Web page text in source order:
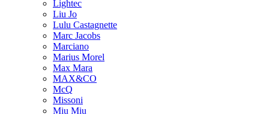
Lightec
Liu Jo
Lulu Castagnette
Marc Jacobs
Marciano
Marius Morel
Max Mara
MAX&CO
McQ
Missoni
Miu Miu